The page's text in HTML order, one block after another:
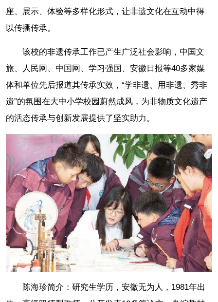
座、展示、体验等多样化形式，让非遗文化在互动中得
以传播传承。
该校的非遗传承工作已产生广泛社会影响，中国文
旅、人民网、中国网、学习强国、安徽日报等40多家媒
体和单位先后报道其传承实效，“学非遗、用非遗、秀非
遗”的氛围在大中小学校园蔚然成风，为非物质文化遗产
的活态传承与创新发展提供了坚实助力。
陈海珍简介：研究生学历，安徽无为人，1981年出